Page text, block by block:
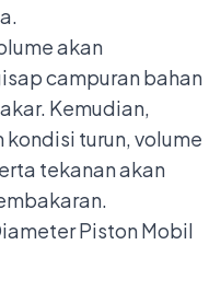
akan
campuran bahan
Kemudian,
turun, volume
tekanan akan
Piston Mobil